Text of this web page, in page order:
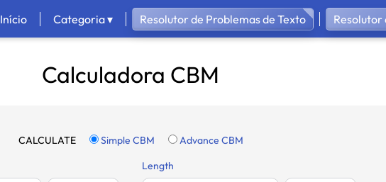
Início Categoria ▾ Resolutor de Problemas de Texto Resolutor
Calculadora CBM
CALCULATE Simple CBM
Advance CBM
Length